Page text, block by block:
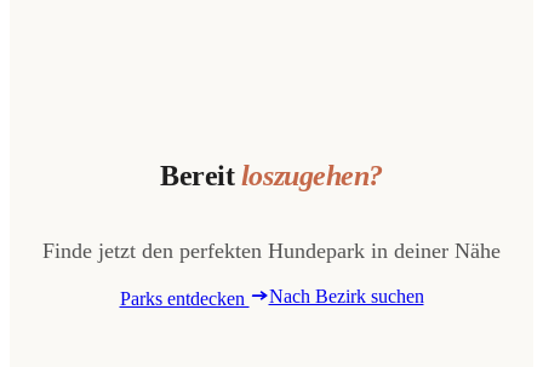
Bereitloszugehen?
Finde jetzt den perfekten Hundepark in deiner Nähe
Parks entdecken Nach Bezirk suchen